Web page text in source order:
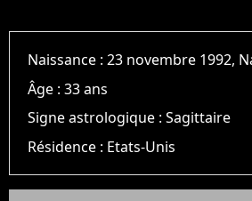
Naissance :23 novembre 1992,
Âge :33 ans
Signe astrologique :Sagittaire
Résidence : Etats-Unis